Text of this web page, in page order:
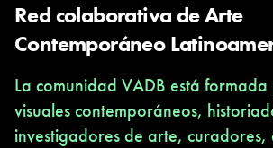
Red colaborativa de Arte
Contemporáneo
La comunidad VADB está
visuales contemporáneos,
investigadores de arte, curadores,